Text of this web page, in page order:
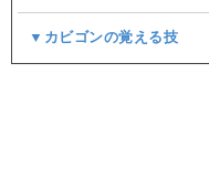
▼カビゴンの覚える技